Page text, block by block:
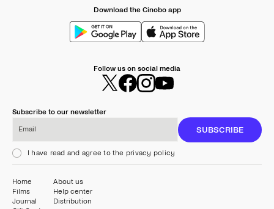
Download the Cinobo app
Follow us on social media
Subscribe to our newsletter
SUBSCRIBE
I have read and agree to the privacy policy
Home
Films
Journal
About us
Help center
Distribution